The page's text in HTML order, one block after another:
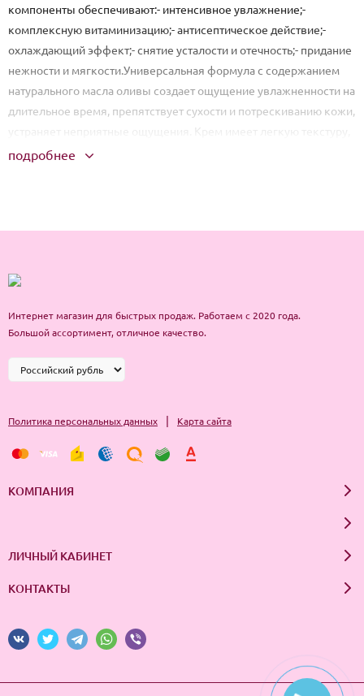
компоненты обеспечивают:- интенсивное увлажнение;-
комплексную витаминизацию;- антисептическое действие;-
охлаждающий эффект;- снятие усталости и отечность;- придание
нежности и мягкости.Универсальная формула с содержанием
натурального масла оливы создает ощущение увлажненности на
длительное время, препятствует сухости и потрескиванию кожи,
за счет чего легко усваивается и не оставляет следов жирности.
состав.
уходе. На чистую, сухую кожу нанесите необходимое количество
средства массажными движениями. крем для ног смягчающий,
крем для ног корея, корейский, крем для ног от трещин, крем
подробнее
Интернет магазин для быстрых продаж. Работаем с 2020 года.
Большой ассортимент, отличное качество.
Политика персональных данных | Карта сайта
КОМПАНИЯ
ЛИЧНЫЙ КАБИНЕТ
КОНТАКТЫ